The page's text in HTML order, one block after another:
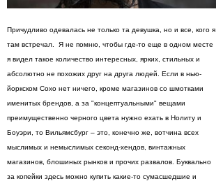
Причудливо одевалась не только та девушка, но и все, кого я
там встречал. Я не помню, чтобы где-то еще в одном месте
я видел такое количество интересных, ярких, стильных и
абсолютно не похожих друг на друга людей. Если в нью-
йоркском Сохо нет ничего, кроме магазинов со шмотками
именитых брендов, а за "концептуальными" вещами
преимущественно черного цвета нужно ехать в Нолиту и
Боуэри, то Вильямсбург – это, конечно же, вотчина всех
мыслимых и немыслимых секонд-хендов, винтажных
магазинов, блошиных рынков и прочих развалов. Буквально
за копейки здесь можно купить какие-то сумасшедшие и